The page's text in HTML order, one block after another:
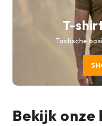
T-
Tactische
Bekijk onze